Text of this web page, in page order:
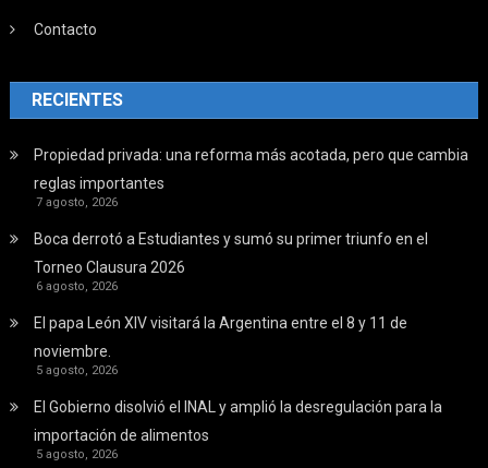
Contacto
RECIENTES
Propiedad privada: una reforma más acotada, pero que cambia
reglas importantes
7 agosto, 2026
Boca derrotó a Estudiantes y sumó su primer triunfo en el
Torneo Clausura 2026
6 agosto, 2026
El papa León XIV visitará la Argentina entre el 8 y 11 de
noviembre.
5 agosto, 2026
El Gobierno disolvió el INAL y amplió la desregulación para la
importación de alimentos
5 agosto, 2026